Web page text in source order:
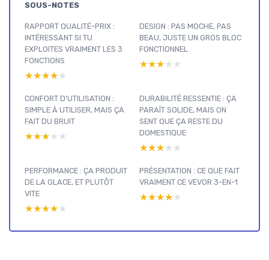
SOUS-NOTES
RAPPORT QUALITÉ-PRIX :
INTÉRESSANT SI TU
EXPLOITES VRAIMENT LES 3
FONCTIONS
★★★★★
★★★★★
DESIGN : PAS MOCHE, PAS
BEAU, JUSTE UN GROS BLOC
FONCTIONNEL
★★★★★
★★★★★
CONFORT D’UTILISATION :
SIMPLE À UTILISER, MAIS ÇA
FAIT DU BRUIT
★★★★★
★★★★★
DURABILITÉ RESSENTIE : ÇA
PARAÎT SOLIDE, MAIS ON
SENT QUE ÇA RESTE DU
DOMESTIQUE
★★★★★
★★★★★
PERFORMANCE : ÇA PRODUIT
DE LA GLACE, ET PLUTÔT
VITE
★★★★★
★★★★★
PRÉSENTATION : CE QUE FAIT
VRAIMENT CE VEVOR 3-EN-1
★★★★★
★★★★★